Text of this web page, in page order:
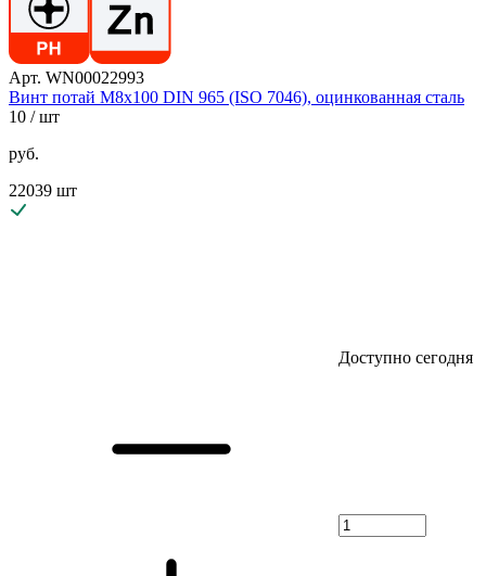
Арт. WN00022993
Винт потай М8х100 DIN 965 (ISO 7046), оцинкованная сталь
10 / шт
руб.
22039 шт
Доступно сегодня